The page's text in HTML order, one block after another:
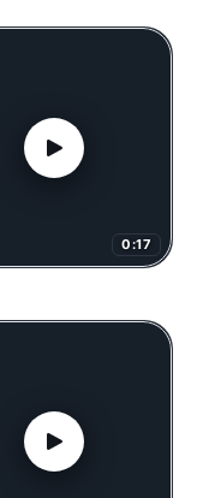
0:17